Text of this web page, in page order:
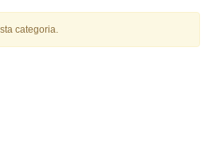
categoria.